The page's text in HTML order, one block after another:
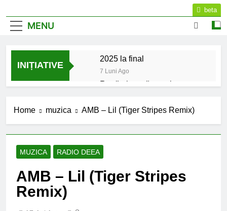
MENU
beta
INIȚIATIVE
2025 la final
7 Luni Ago
Rugăminte către cei care
9 Luni Ago
Mesajul meu de început de
an școlar: fără fondul clasei,
fără fondul școlii
și organizațiile din Bacău
2 Ani Ago
Harta și programul
Home muzica AMB – Lil (Tiger Stripes Remix)
MUZICA RADIO DEEA
AMB – Lil (Tiger Stripes
Remix)